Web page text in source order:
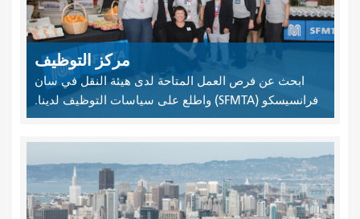
مركز التوظيف
ابحث عن فرص العمل المتاحة لدى هيئة النقل في سان
فرانسيسكو (SFMTA) واطلع على سياسات التوظيف لدينا.